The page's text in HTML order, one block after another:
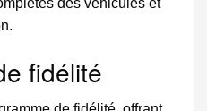
des véhicules et
fidélité